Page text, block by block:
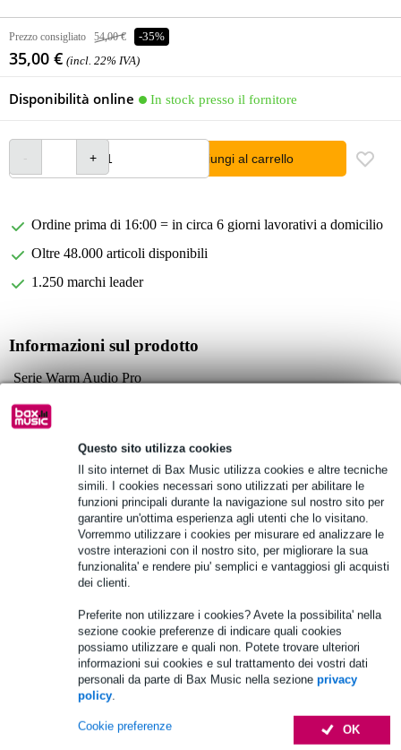
Questo sito utilizza cookies
Il sito internet di Bax Music utilizza cookies e altre tecniche
simili. I cookies necessari sono utilizzati per abilitare le
funzioni principali durante la navigazione sul nostro sito per
garantire un'ottima esperienza agli utenti che lo visitano.
Vorremmo utilizzare i cookies per misurare ed analizzare le
vostre interazioni con il nostro sito, per migliorare la sua
funzionalita' e rendere piu' semplici e vantaggiosi gli acquisti
dei clienti.
Preferite non utilizzare i cookies? Avete la possibilita' nella
sezione cookie preferenze di indicare quali cookies
possiamo utilizzare e quali non. Potete trovare ulteriori
informazioni sui cookies e sul trattamento dei vostri dati
personali da parte di Bax Music nella sezione privacy
policy.
OK
Cookie preferenze
Prezzo consigliato 54,00 € -35%
35,00 € (incl. 22% IVA)
Disponibilità online In stock presso il fornitore
Aggiungi al carrello
Ordine prima di 16:00 = in circa 6 giorni lavorativi a domicilio
Oltre 48.000 articoli disponibili
1.250 marchi leader
Informazioni sul prodotto
Serie Warm Audio Pro
cavo per strumenti
lunghezza: 3 m
Specifiche complete
Vedi anche (2)